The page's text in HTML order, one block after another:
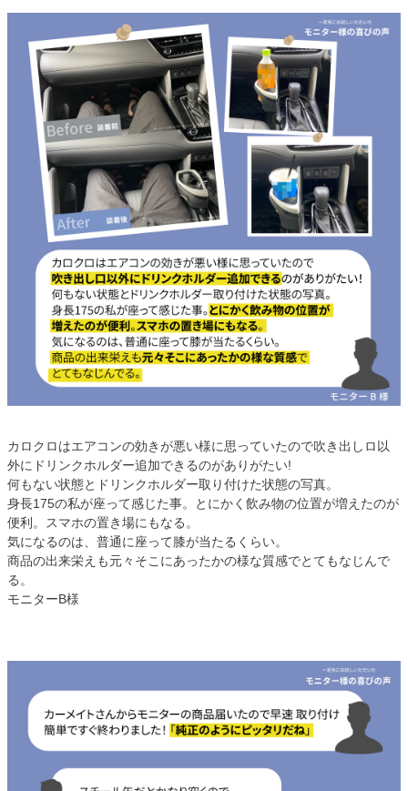
カロクロはエアコンの効きが悪い様に思っていたので吹き出しロ以
外にドリンクホルダー追加できるのがありがたい!
何もない状態とドリンクホルダー取り付けた状態の写真。
身長175の私が座って感じた事。とにかく飲み物の位置が増えたのが
便利。スマホの置き場にもなる。
気になるのは、普通に座って膝が当たるくらい。
商品の出来栄えも元々そこにあったかの様な質感でとてもなじんで
る。
モニターB様